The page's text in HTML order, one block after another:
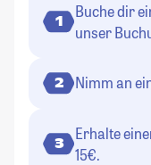
1
Buche dir
unser
2 Nimm an
3
Erhalte
15€.